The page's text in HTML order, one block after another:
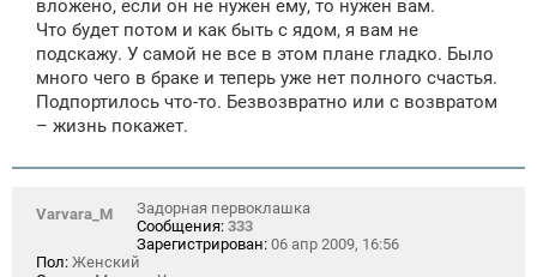
вложено, если он не нужен ему, то нужен вам.
Что будет потом и как быть с ядом, я вам не
подскажу. У самой не все в этом плане гладко. Было
много чего в браке и теперь уже нет полного счастья.
Подпортилось что-то. Безвозвратно или с возвратом
– жизнь покажет.
Varvara_M
Задорная первоклашка
Сообщения: 333
Зарегистрирован: 06 апр 2009, 16:56
Пол: Женский